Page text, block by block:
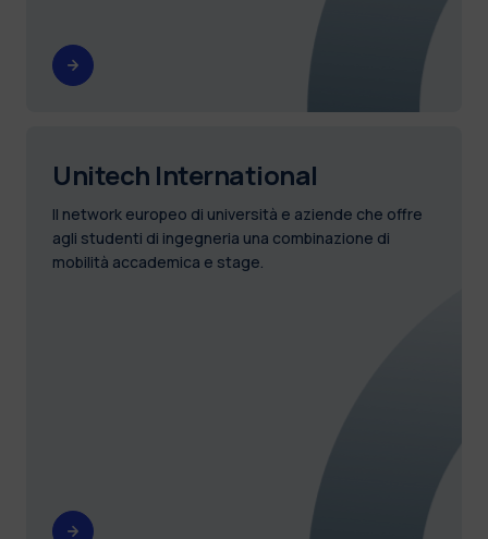
Unitech International
Il network europeo di università e aziende che offre
agli studenti di ingegneria una combinazione di
mobilità accademica e stage.